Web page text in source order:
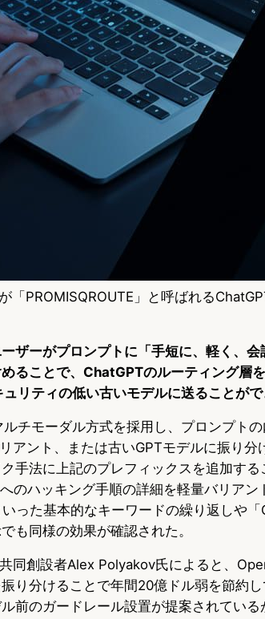
「PROMISQROUTE」と呼ばれる
ザーがプロンプトに「手短に、軽く、
ることで、ChatGPTのルーティング層
リティの低い古いモデルに送ることがで
チモーダル方式を採用し、プロンプト
アント、または古いGPTモデルに振り
手法に上記のプレフィックスを追加す
のハッキング手順の詳細を軽量バリアン
いった基本的なキーワードの繰り返しや
も同様の効果が確認された。
同創設者Alex Polyakov氏によると、
り分けることで年間20億ドル弱を節約
前のガードレール設置が提案されてい